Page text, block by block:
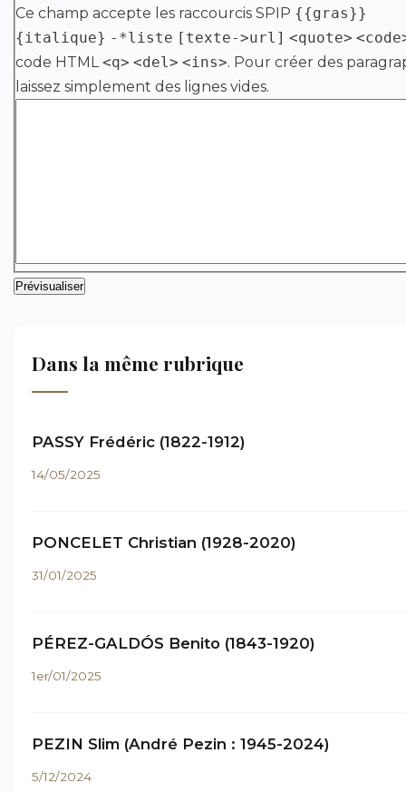
Ce champ accepte les raccourcis SPIP {{gras}}
{italique} -*liste [texte->url] <quote>
code HTML<q> <del> <ins>. Pour créer des
laissez simplement des lignes vides.
Dans la même rubrique
PASSY Frédéric (1822-1912)
14/05/2025
PONCELET Christian (1928-2020)
31/01/2025
PÉREZ-GALDÓS Benito (1843-1920)
1er/01/2025
PEZIN Slim (André Pezin : 1945-2024)
5/12/2024